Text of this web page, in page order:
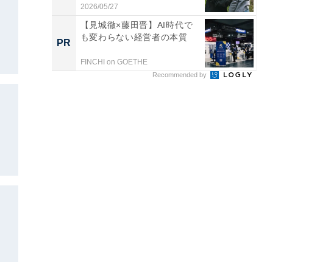
2026/05/27
PR
【見城徹×藤田晋】AI時代で
も変わらない経営者の本質
FINCHI on GOETHE
Recommended by